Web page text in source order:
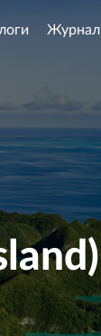
Журнал